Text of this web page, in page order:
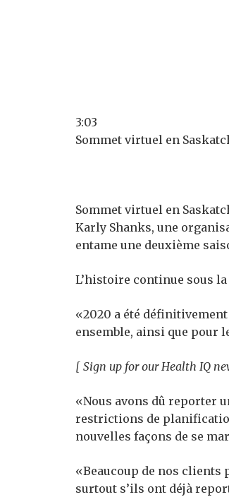
3:03
Sommet virtuel en
Sommet virtuel en
Karly Shanks, une
entame une deuxième
L’histoire continue sous
«2020 a été
ensemble, ainsi que pour
[ Sign up for our Health IQ
«Nous avons dû reporter
restrictions de
nouvelles façons de se
«Beaucoup de nos clients
surtout s’ils ont déjà